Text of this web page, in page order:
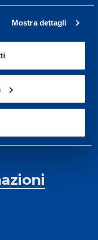
Mostra dettagli
575757 da
l'alta